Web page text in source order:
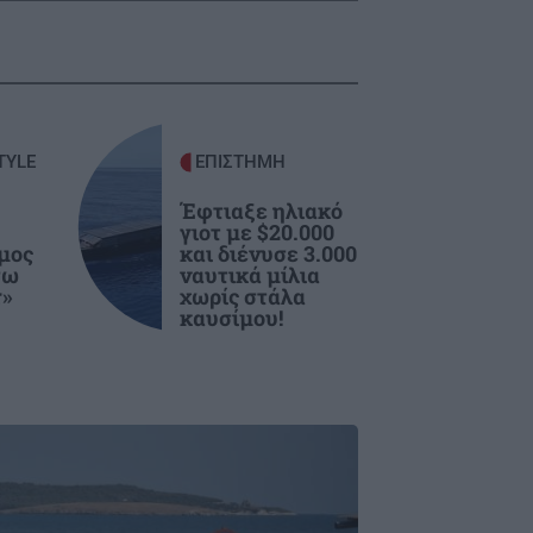
ΕΠΙΣΤΗΜΗ
Έφτιαξε ηλιακό
γιοτ με $20.000
και διένυσε 3.000
ναυτικά μίλια
χωρίς στάλα
καυσίμου!